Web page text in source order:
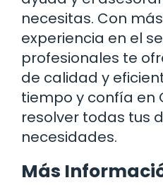
necesitas. Con
experiencia en el
profesionales te
de calidad y
tiempo y confía en
resolver todas tus
necesidades.
Más